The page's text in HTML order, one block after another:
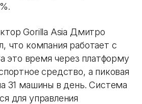
Gorilla Asia Дмитро
что компания работает с
это время через платформу
средство, а пиковая
31 машины в день. Система
для управления